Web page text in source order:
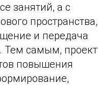
занятий, а с
пространства,
и передача
Тем самым, проект
повышения